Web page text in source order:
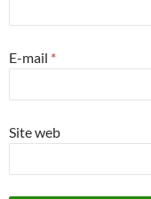
E-mail *
Site web